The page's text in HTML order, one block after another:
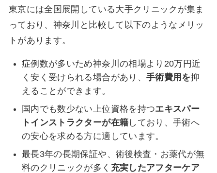
東京には全国展開している大手クリニックが集ま
っており、神奈川と比較して以下のようなメリッ
トがあります。
症例数が多いため神奈川の相場より20万円近
く安く受けられる場合があり、 手術費用を抑
えることができます。
国内でも数少ない上位資格を持つエキスパー
トインストラクターが在籍 しており、手術へ
の安心を求める方に適しています。
最長3年の長期保証や、術後検査・お薬代が無
料のクリニックが多く 充実したアフターケア